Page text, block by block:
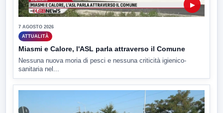
▶
7 AGOSTO 2026
ATTUALITÀ
Miasmi e Calore, l'ASL parla attraverso il Comune
Nessuna nuova moria di pesci e nessuna criticità igienico-
sanitaria nel...